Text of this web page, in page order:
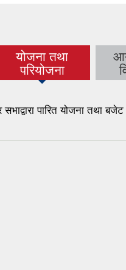
योजना तथा
परियोजना
(active tab)
पारित योजना तथा बजेट